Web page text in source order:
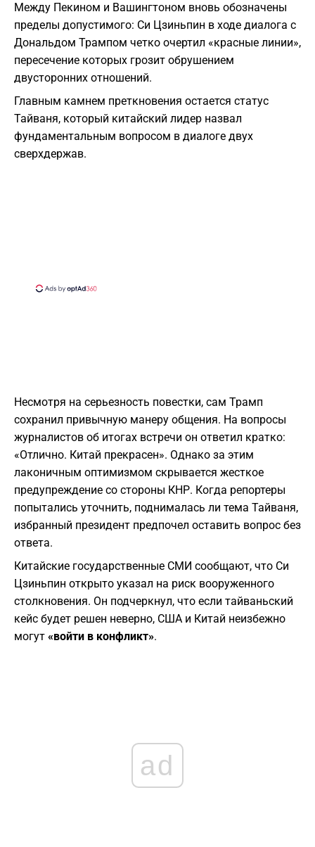
Между Пекином и Вашингтоном вновь обозначены
пределы допустимого: Си Цзиньпин в ходе диалога с
Дональдом Трампом четко очертил «красные линии»,
пересечение которых грозит обрушением
двусторонних отношений.
Главным камнем преткновения остается статус
Тайваня, который китайский лидер назвал
фундаментальным вопросом в диалоге двух
сверхдержав.
​Несмотря на серьезность повестки, сам Трамп
сохранил привычную манеру общения. На вопросы
журналистов об итогах встречи он ответил кратко:
«Отлично. Китай прекрасен». Однако за этим
лаконичным оптимизмом скрывается жесткое
предупреждение со стороны КНР. Когда репортеры
попытались уточнить, поднималась ли тема Тайваня,
избранный президент предпочел оставить вопрос без
ответа.
​Китайские государственные СМИ сообщают, что Си
Цзиньпин открыто указал на риск вооруженного
столкновения. Он подчеркнул, что если тайваньский
кейс будет решен неверно, США и Китай неизбежно
могут «войти в конфликт».
ad